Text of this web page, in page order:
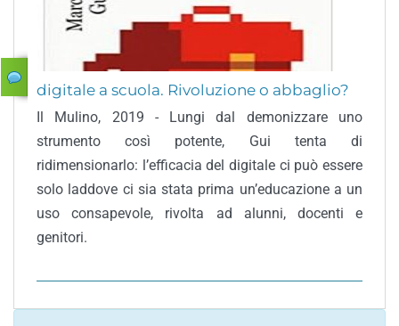
digitale a scuola. Rivoluzione o abbaglio?
Il Mulino, 2019 - Lungi dal demonizzare uno
strumento così potente, Gui tenta di
ridimensionarlo: l’efficacia del digitale ci può essere
solo laddove ci sia stata prima un’educazione a un
uso consapevole, rivolta ad alunni, docenti e
genitori.